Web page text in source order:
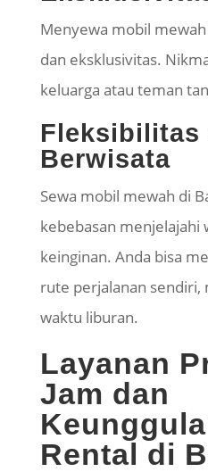
Menyewa mobil
dan eksklusivitas.
keluarga atau teman
Fleksibilitas
Berwisata
Sewa mobil mewah di
kebebasan menjelajahi
keinginan. Anda bisa
rute perjalanan sendiri,
waktu liburan.
Layanan
Jam dan
Rental di